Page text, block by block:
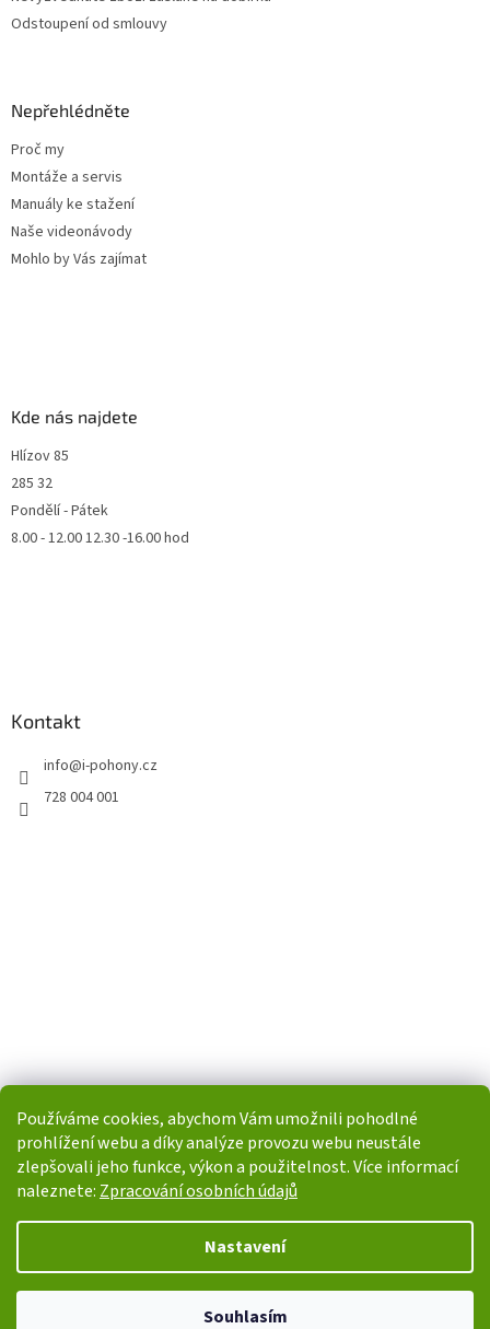
Používáme cookies, abychom Vám umožnili pohodlné
prohlížení webu a díky analýze provozu webu neustále
zlepšovali jeho funkce, výkon a použitelnost. Více informací
naleznete: Zpracování osobních údajů
Nastavení
Souhlasím
Odstoupení od smlouvy
Nepřehlédněte
Proč my
Montáže a servis
Manuály ke stažení
Naše videonávody
Mohlo by Vás zajímat
Kde nás najdete
Hlízov 85
285 32
Pondělí - Pátek
8.00 - 12.00 12.30 -16.00 hod
Kontakt
info@i-pohony.cz
728 004 001
Copyright 2026i-POHONY.cz. Všechna práva vyhrazena.Upravit
nastavení cookies